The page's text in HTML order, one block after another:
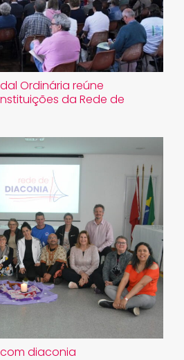
Ordinária reúne
da Rede de
diaconia